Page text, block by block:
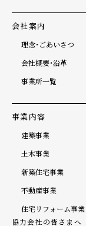
会社案内
理念・ごあいさつ
会社概要・沿革
事業所一覧
事業内容
建築事業
土木事業
新築住宅事業
不動産事業
住宅リフォーム事業
協力会社の皆さまへ